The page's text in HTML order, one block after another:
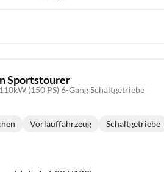
Sportstourer
(150 PS) 6-Gang Schaltgetriebe
Vorlauffahrzeug
Getriebe:
Schaltgetriebe